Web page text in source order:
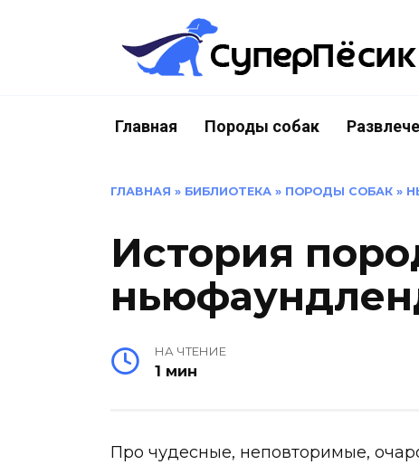
Главная Породы собак
ГЛАВНАЯ » БИБЛИОТЕКА » ПОРОДЫ СОБАК »
История
НА ЧТЕНИЕ
1 мин
Про чудесные, неповторимые,